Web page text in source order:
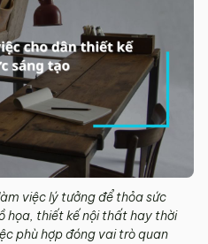
việc lý tưởng để thỏa sức
họa, thiết kế nội thất hay thời
phù hợp đóng vai trò quan